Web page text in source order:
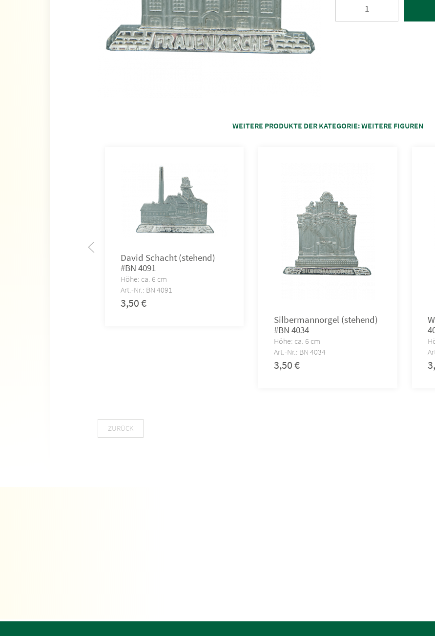
WEITERE PRODUKTE DER KATEGORIE:WEITERE FIGUREN
David Schacht (stehend)
#BN 4091
Höhe: ca. 6 cm
Art.-Nr.: BN 4091
3,50€
Silbermannorgel (stehend)
#BN 4034
Höhe: ca. 6 cm
Art.-Nr.: BN 4034
3,50€
ZURÜCK